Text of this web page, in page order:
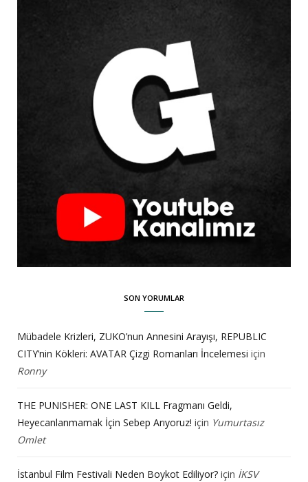
SON YORUMLAR
Mübadele Krizleri, ZUKO’nun Annesini Arayışı, REPUBLIC
CITY’nin Kökleri: AVATAR Çizgi Romanları İncelemesi için
Ronny
THE PUNISHER: ONE LAST KILL Fragmanı Geldi,
Heyecanlanmamak İçin Sebep Arıyoruz! için Yumurtasız
Omlet
İstanbul Film Festivali Neden Boykot Ediliyor? için İKSV